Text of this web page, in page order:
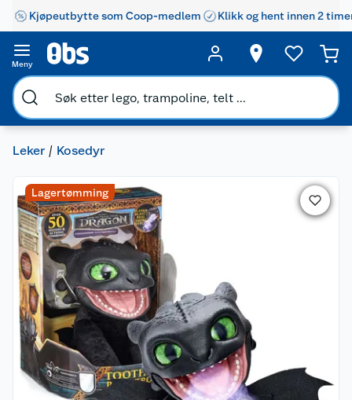
Kjøpeutbytte som Coop-medlem Klikk og hent innen 2
Meny
Leker Kosedyr
Lagertømming